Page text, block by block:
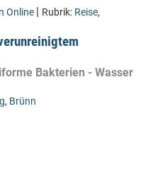
Online | Rubrik: Reise,
Bakterien - Wasser
, Brünn